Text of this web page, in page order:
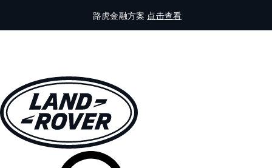
路虎金融方案 点击查看